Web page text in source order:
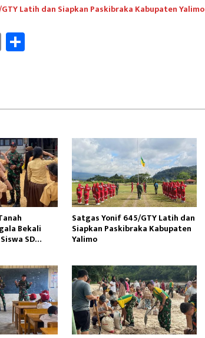
Latih dan Siapkan Paskibraka Kabupaten Yalimo
E
m
Bekali
SD
Satgas Yonif 645/GTY Latih dan
Siapkan Paskibraka Kabupaten
Yalimo